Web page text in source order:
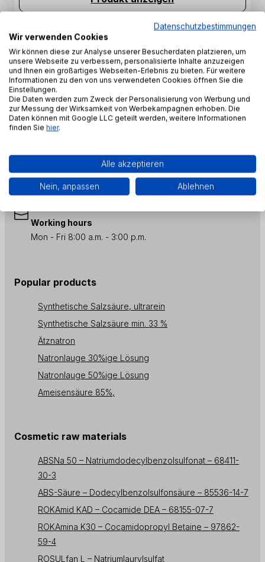
1 - 1 von 1 Produkten
1
Popular products
Synthetische Salzsäure, ultrarein
Synthetische Salzsäure min. 33 %
Ätznatron
Natronlauge 30%ige Lösung
Natronlauge 50%ige Lösung
Ameisensäure 85%,
Cosmetic raw materials
ABSNa 50 – Natriumdodecylbenzolsulfonat – 68411-
30-3
ABS-Säure – Dodecylbenzolsulfonsäure – 85536-14-7
ROKAmid KAD – Cocamide DEA – 68155-07-7
ROKAmina K30 – Cocamidopropyl Betaine – 97862-
59-4
ROSULfan L – Natriumlaurylsulfat
+48 451 052 700
contact@distripark.eu
Working hours
Mon - Fri 8:00 a.m. - 3:00 p.m.
Datenschutzbestimmungen
Wir verwenden Cookies
Wir können diese zur Analyse unserer Besucherdaten platzieren, um
unsere Webseite zu verbessern, personalisierte Inhalte anzuzeigen
und Ihnen ein großartiges Webseiten-Erlebnis zu bieten. Für weitere
Informationen zu den von uns verwendeten Cookies öffnen Sie die
Einstellungen.
Die Daten werden zum Zweck der Personalisierung von Werbung und
zur Messung der Wirksamkeit von Werbekampagnen erhoben. Die
Daten können mit Google LLC geteilt werden, weitere Informationen
finden Sie hier.
Alle akzeptieren
Nein, anpassen Ablehnen